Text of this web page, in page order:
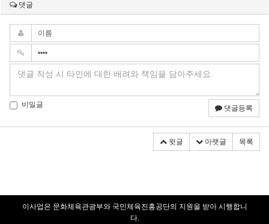
댓글
비밀글 댓글등록
윗글 아랫글 목록
이사업은 문화체육관광부와 국민체육진흥공단의 지원을 받아 시행합니
다.